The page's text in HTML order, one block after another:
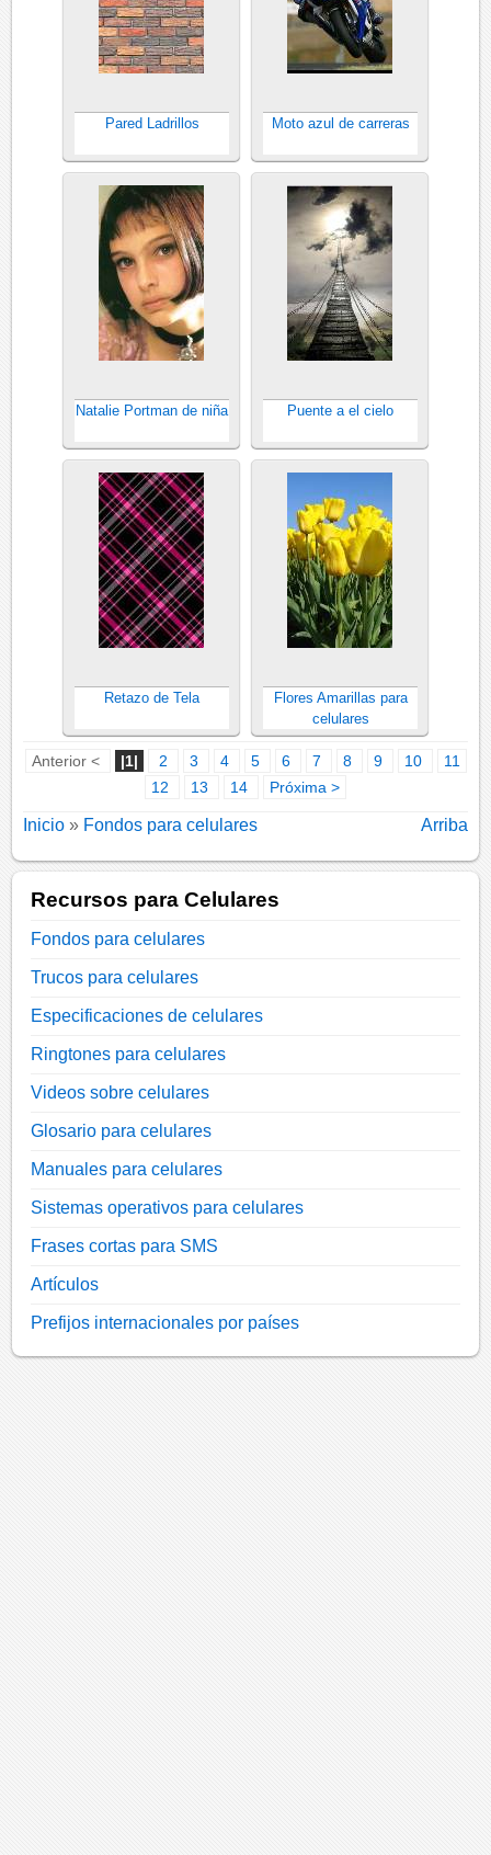
Pared Ladrillos Moto azul de carreras
Natalie Portman de niña Puente a el cielo
Retazo de Tela
Flores Amarillas para
celulares
Anterior < |1| 2 3 4 5 6 7 8 9 10
11
12
13 14 Próxima >
Inicio » Fondos para celulares Arriba
Recursos para Celulares
Fondos para celulares
Trucos para celulares
Especificaciones de celulares
Ringtones para celulares
Videos sobre celulares
Glosario para celulares
Manuales para celulares
Sistemas operativos para celulares
Frases cortas para SMS
Artículos
Prefijos internacionales por países